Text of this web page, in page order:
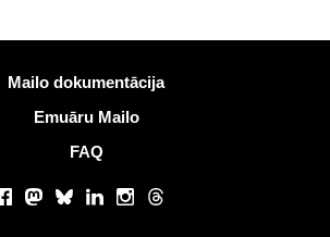
Mailo dokumentācija
Emuāru Mailo
FAQ
Facebook
Mastodon
BlueskyLinkedInInstagram
Threads